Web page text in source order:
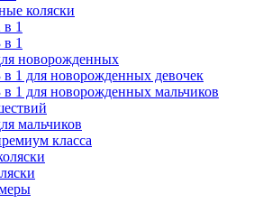
коляски
1
1
новорожденных
в 1 для новорожденных девочек
в 1 для новорожденных мальчиков
мальчиков
класса